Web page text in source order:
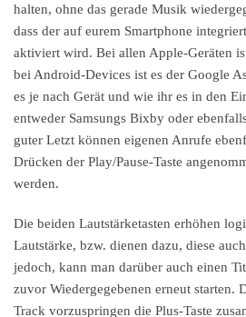
halten, ohne das gerade Musik
dass der auf eurem Smartphone
aktiviert wird. Bei allen Apple-Geräten
bei Android-Devices ist es der Google
es je nach Gerät und wie ihr es in den
entweder Samsungs Bixby oder
guter Letzt können eigenen Anrufe
Drücken der Play/Pause-Taste
werden.
Die beiden Lautstärketasten erhöhen
Lautstärke, bzw. dienen dazu, diese
jedoch, kann man darüber auch einen
zuvor Wiedergegebenen erneut starten.
Track vorzuspringen die Plus-Taste